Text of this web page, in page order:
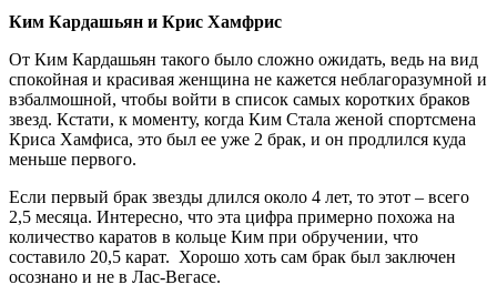
Ким Кардашьян и Крис Хамфрис
От Ким Кардашьян такого было сложно ожидать, ведь на вид
спокойная и красивая женщина не кажется неблагоразумной и
взбалмошной, чтобы войти в список самых коротких браков
звезд. Кстати, к моменту, когда Ким Стала женой спортсмена
Криса Хамфиса, это был ее уже 2 брак, и он продлился куда
меньше первого.
Если первый брак звезды длился около 4 лет, то этот – всего
2,5 месяца. Интересно, что эта цифра примерно похожа на
количество каратов в кольце Ким при обручении, что
составило 20,5 карат. Хорошо хоть сам брак был заключен
осознано и не в Лас-Вегасе.